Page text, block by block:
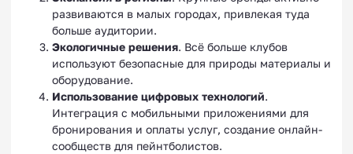
развиваются в малых городах, привлекая туда
больше аудитории.
Экологичные решения. Всё больше клубов
используют безопасные для природы материалы и
оборудование.
Использование цифровых технологий.
Интеграция с мобильными приложениями для
бронирования и оплаты услуг, создание онлайн-
сообществ для пейнтболистов.